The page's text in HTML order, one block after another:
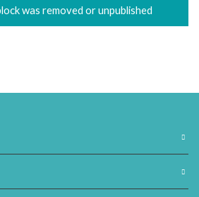
was removed or unpublished